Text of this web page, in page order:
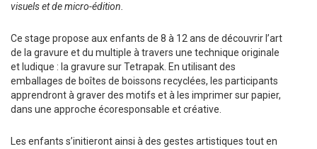
visuels et de micro-édition.
Ce stage propose aux enfants de 8 à 12 ans de découvrir l’art
de la gravure et du multiple à travers une technique originale
et ludique : la gravure sur Tetrapak. En utilisant des
emballages de boîtes de boissons recyclées, les participants
apprendront à graver des motifs et à les imprimer sur papier,
dans une approche écoresponsable et créative.
Les enfants s’initieront ainsi à des gestes artistiques tout en